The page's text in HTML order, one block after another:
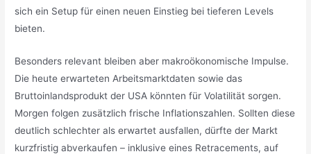
sich ein Setup für einen neuen Einstieg bei tieferen Levels
bieten.
Besonders relevant bleiben aber makroökonomische Impulse.
Die heute erwarteten Arbeitsmarktdaten sowie das
Bruttoinlandsprodukt der USA könnten für Volatilität sorgen.
Morgen folgen zusätzlich frische Inflationszahlen. Sollten diese
deutlich schlechter als erwartet ausfallen, dürfte der Markt
kurzfristig abverkaufen – inklusive eines Retracements, auf